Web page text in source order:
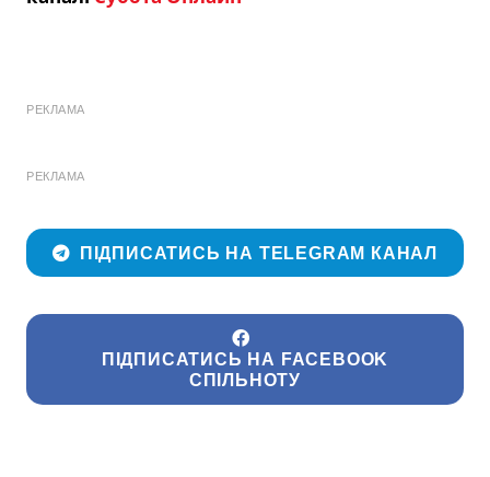
РЕКЛАМА
РЕКЛАМА
ПІДПИСАТИСЬ НА TELEGRAM КАНАЛ
ПІДПИСАТИСЬ НА FACEBOOK
СПІЛЬНОТУ